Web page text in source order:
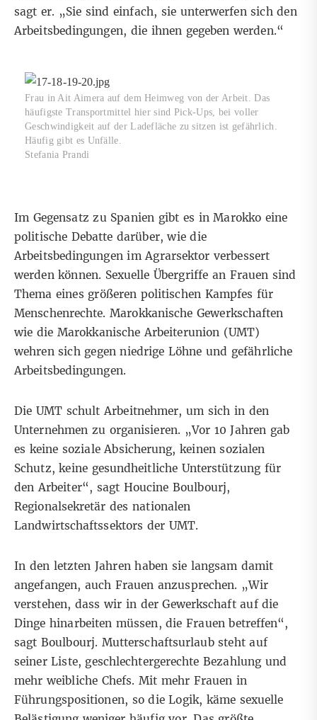
sagt er. „Sie sind einfach, sie unterwerfen sich den
Arbeitsbedingungen, die ihnen gegeben werden.“
Frau in Ait Aimera auf dem Heimweg von der Arbeit. Das
häufigste Transportmittel hier sind Pick-Ups, bei voller
Geschwindigkeit auf der Ladefläche zu sitzen ist gefährlich.
Häufig gibt es Unfälle.
Stefania Prandi
Im Gegensatz zu Spanien gibt es in Marokko eine
politische Debatte darüber, wie die
Arbeitsbedingungen im Agrarsektor verbessert
werden können. Sexuelle Übergriffe an Frauen sind
Thema eines größeren politischen Kampfes für
Menschenrechte. Marokkanische Gewerkschaften
wie die Marokkanische Arbeiterunion (UMT)
wehren sich gegen niedrige Löhne und gefährliche
Arbeitsbedingungen.
Die UMT schult Arbeitnehmer, um sich in den
Unternehmen zu organisieren. „Vor 10 Jahren gab
es keine soziale Absicherung, keinen sozialen
Schutz, keine gesundheitliche Unterstützung für
den Arbeiter“, sagt Houcine Boulbourj,
Regionalsekretär des nationalen
Landwirtschaftssektors der UMT.
In den letzten Jahren haben sie langsam damit
angefangen, auch Frauen anzusprechen. „Wir
verstehen, dass wir in der Gewerkschaft auf die
Dinge hinarbeiten müssen, die Frauen betreffen“,
sagt Boulbourj. Mutterschaftsurlaub steht auf
seiner Liste, geschlechtergerechte Bezahlung und
mehr weibliche Chefs. Mit mehr Frauen in
Führungspositionen, so die Logik, käme sexuelle